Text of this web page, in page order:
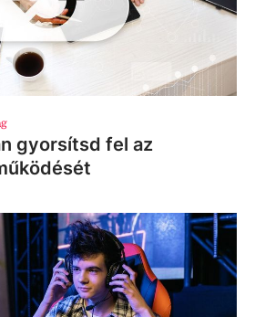
gyorsítsd fel az